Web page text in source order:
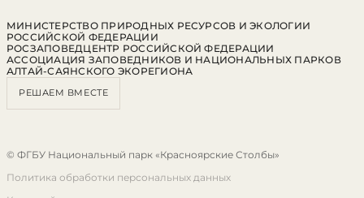
МИНИСТЕРСТВО ПРИРОДНЫХ РЕСУРСОВ И ЭКОЛОГИИ
РОССИЙСКОЙ ФЕДЕРАЦИИ
РОСЗАПОВЕДЦЕНТР РОССИЙСКОЙ ФЕДЕРАЦИИ
АССОЦИАЦИЯ ЗАПОВЕДНИКОВ И НАЦИОНАЛЬНЫХ ПАРКОВ
АЛТАЙ-САЯНСКОГО ЭКОРЕГИОНА
РЕШАЕМ ВМЕСТЕ
© ФГБУ Национальный парк «Красноярские Столбы»
Политика обработки персональных данных